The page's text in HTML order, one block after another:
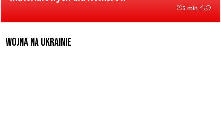
3 min.
Wojna na Ukrainie